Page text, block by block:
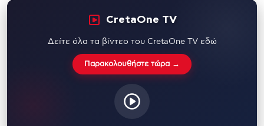
CretaOne TV
Δείτε όλα τα βίντεο του CretaOne TV εδώ
Παρακολουθήστε τώρα →